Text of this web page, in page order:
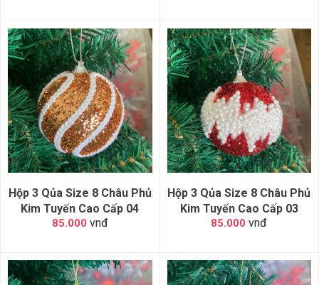
Hộp 3 Qủa Size 8 Châu Phủ
Kim Tuyến Cao Cấp 04
85.000 vnđ
Hộp 3 Qủa Size 8 Châu Phủ
Kim Tuyến Cao Cấp 03
85.000 vnđ